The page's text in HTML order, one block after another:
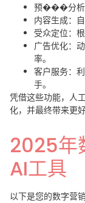
预���分析
内容生成：
受众定位：
广告优化：
率。
客户服务：
手。
凭借这些功能，人
化，并最终带来更
2025年
AI工具
以下是您的数字营